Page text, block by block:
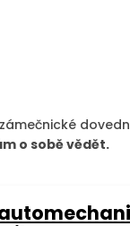
o sobě vědět.